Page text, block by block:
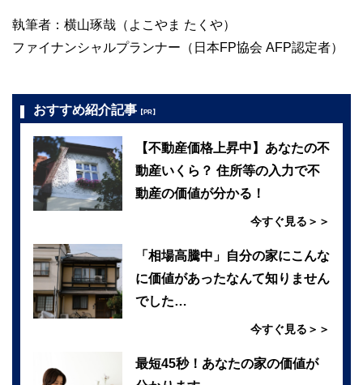
執筆者：横山琢哉（よこやま たくや）
ファイナンシャルプランナー（日本FP協会 AFP認定者）
おすすめ紹介記事 【PR】
【不動産価格上昇中】あなたの不
動産いくら？ 住所等の入力で不
動産の価値が分かる！
今すぐ見る＞＞
「相場高騰中」自分の家にこんな
に価値があったなんて知りません
でした…
今すぐ見る＞＞
最短45秒！あなたの家の価値が